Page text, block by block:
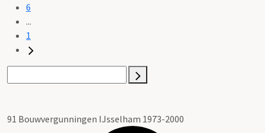
6
...
1
91 Bouwvergunningen IJsselham 1973-2000